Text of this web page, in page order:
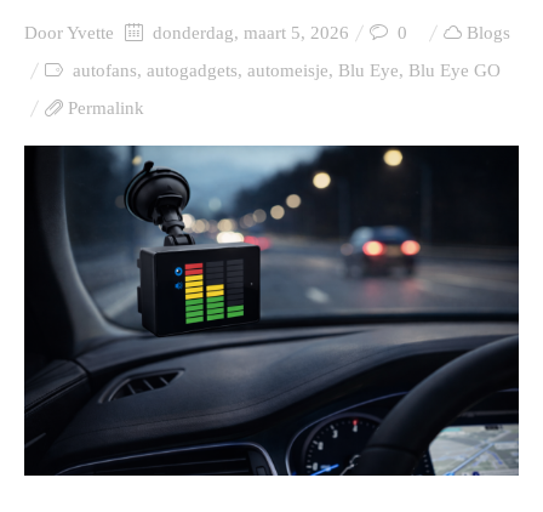
DoorYvette donderdag, maart 5, 2026 0
Blogs
autofans, autogadgets, automeisje, Blu Eye, Blu Eye GO
Permalink